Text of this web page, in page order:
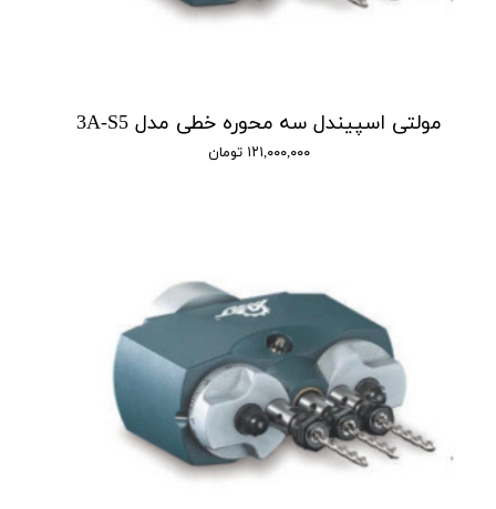
مولتی اسپیندل سه محوره خطی مدل 3A-S5
۱۲۱,۰۰۰,۰۰۰ تومان